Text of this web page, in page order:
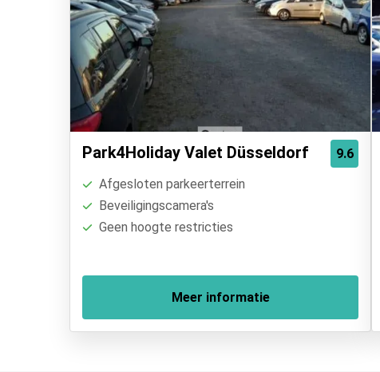
9.6
Park4Holiday Valet Düsseldorf
Afgesloten parkeerterrein
Beveiligingscamera's
Geen hoogte restricties
Meer informatie